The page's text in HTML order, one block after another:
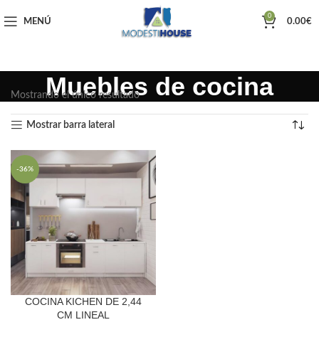
MENÚ
0
0.00€
Muebles de cocina
Mostrando el único resultado
Mostrar barra lateral
-36%
COCINA KICHEN DE 2,44
CM LINEAL